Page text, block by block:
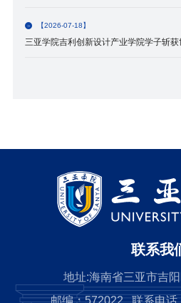
【2026-07-18】
三亚学院吉利创新设计产业学院学子斩获
联系我
地址:海南省三亚市吉
邮编：572022 联系电话